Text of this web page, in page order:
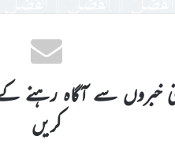
خبروں سے آگاہ رہنے
کریں